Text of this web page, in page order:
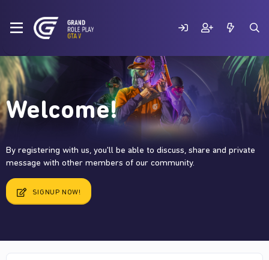
Welcome!
By registering with us, you'll be able to discuss, share and private
message with other members of our community.
SIGNUP NOW!